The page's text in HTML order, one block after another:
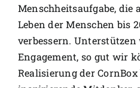
Menschheitsaufgabe, die
Leben der Menschen bis
verbessern.
Engagement, so gut wir
Realisierung der